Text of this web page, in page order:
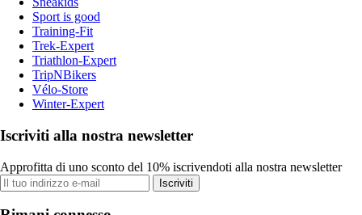
Sport is good
Training-Fit
Trek-Expert
Triathlon-Expert
TripNBikers
Vélo-Store
Winter-Expert
Iscriviti alla nostra newsletter
Approfitta di uno sconto del 10% iscrivendoti alla nostra newsletter
Iscriviti